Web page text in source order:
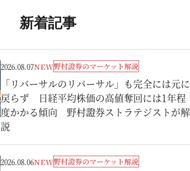
新着記事
2026.08.07NEW野村證券のマーケット解説
「リバーサルのリバーサル」も完全には元に
戻らず 日経平均株価の高値奪回には1年程
度かかる傾向 野村證券ストラテジストが解
説
2026.08.06NEW野村證券のマーケット解説